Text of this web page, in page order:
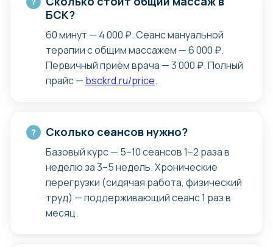
БСК?
60 минут — 4 000 ₽. Сеанс мануальной
терапии с общим массажем — 6 000 ₽.
Первичный приём врача — 3 000 ₽. Полный
прайс — bsckrd.ru/price.
Сколько сеансов нужно?
Базовый курс — 5–10 сеансов 1–2 раза в
неделю за 3–5 недель. Хронические
перегрузки (сидячая работа, физический
труд) — поддерживающий сеанс 1 раз в
месяц.
Укрепить суставы и вернуть
свободу движений